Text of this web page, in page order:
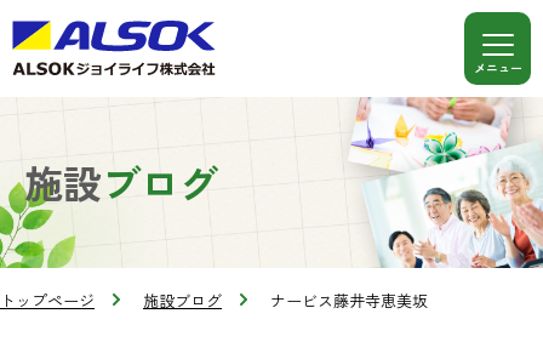
施設ブログ
トップページ 施設ブログ ナービス藤井寺恵美坂